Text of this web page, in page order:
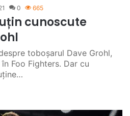
0 665
cunoscute
toboșarul Dave Grohl,
Foo Fighters. Dar cu